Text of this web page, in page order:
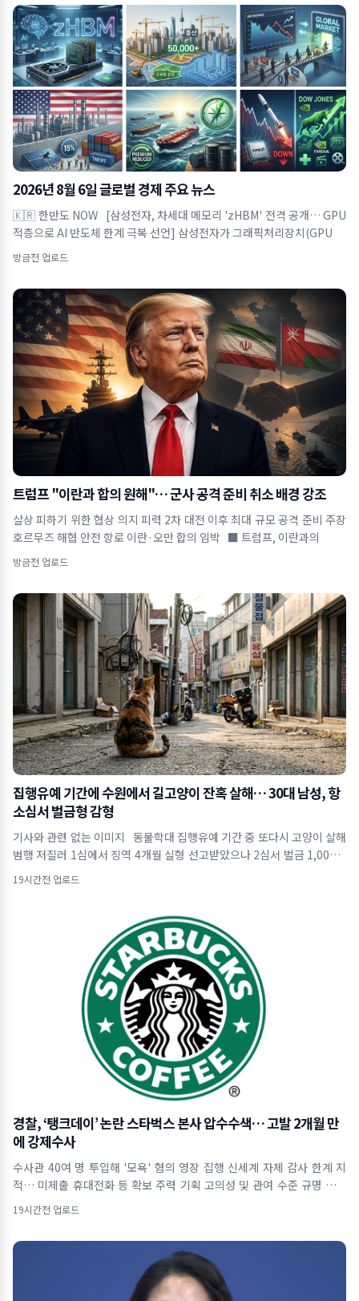
2026년 8월 6일 글로벌 경제 주요 뉴스
🇰🇷 한반도 NOW [삼성전자, 차세대 메모리 'zHBM' 전격 공개… GPU
적층으로 AI 반도체 한계 극복 선언] 삼성전자가 그래픽처리장치(GPU
방금전 업로드
트럼프 "이란과 합의 원해"… 군사 공격 준비 취소 배경 강조
살상 피하기 위한 협상 의지 피력 2차 대전 이후 최대 규모 공격 준비 주장
호르무즈 해협 안전 항로 이란·오만 합의 임박 ■ 트럼프, 이란과의
방금전 업로드
집행유예 기간에 수원에서 길고양이 잔혹 살해… 30대 남성, 항
소심서 벌금형 감형
기사와 관련 없는 이미지 동물학대 집행유예 기간 중 또다시 고양이 살해
범행 저질러 1심에서 징역 4개월 실형 선고받았으나 2심서 벌금 1,000만
원으로 감
19시간전 업로드
경찰, ‘탱크데이’ 논란 스타벅스 본사 압수수색… 고발 2개월 만
에 강제수사
수사관 40여 명 투입해 '모욕' 혐의 영장 집행 신세계 자체 감사 한계 지
적… 미제출 휴대전화 등 확보 주력 기획 고의성 및 관여 수준 규명 위해
사내 자료
19시간전 업로드